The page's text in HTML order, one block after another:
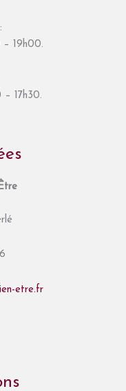
– 19h00.
17h30.
etre.fr